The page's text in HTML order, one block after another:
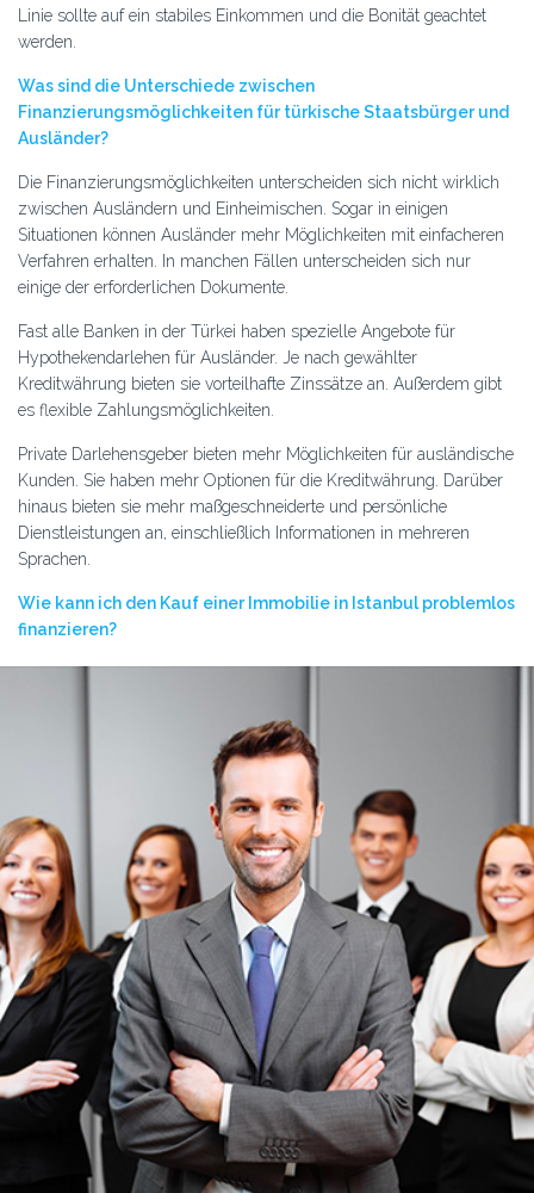
Linie sollte auf ein stabiles Einkommen und die Bonität geachtet
werden.
Was sind die Unterschiede zwischen
Finanzierungsmöglichkeiten für türkische Staatsbürger und
Ausländer?
Die Finanzierungsmöglichkeiten unterscheiden sich nicht wirklich
zwischen Ausländern und Einheimischen. Sogar in einigen
Situationen können Ausländer mehr Möglichkeiten mit einfacheren
Verfahren erhalten. In manchen Fällen unterscheiden sich nur
einige der erforderlichen Dokumente.
Fast alle Banken in der Türkei haben spezielle Angebote für
Hypothekendarlehen für Ausländer. Je nach gewählter
Kreditwährung bieten sie vorteilhafte Zinssätze an. Außerdem gibt
es flexible Zahlungsmöglichkeiten.
Private Darlehensgeber bieten mehr Möglichkeiten für ausländische
Kunden. Sie haben mehr Optionen für die Kreditwährung. Darüber
hinaus bieten sie mehr maßgeschneiderte und persönliche
Dienstleistungen an, einschließlich Informationen in mehreren
Sprachen.
Wie kann ich den Kauf einer Immobilie in Istanbul problemlos
finanzieren?